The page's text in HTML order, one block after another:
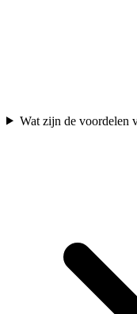
Wat zijn de voordelen